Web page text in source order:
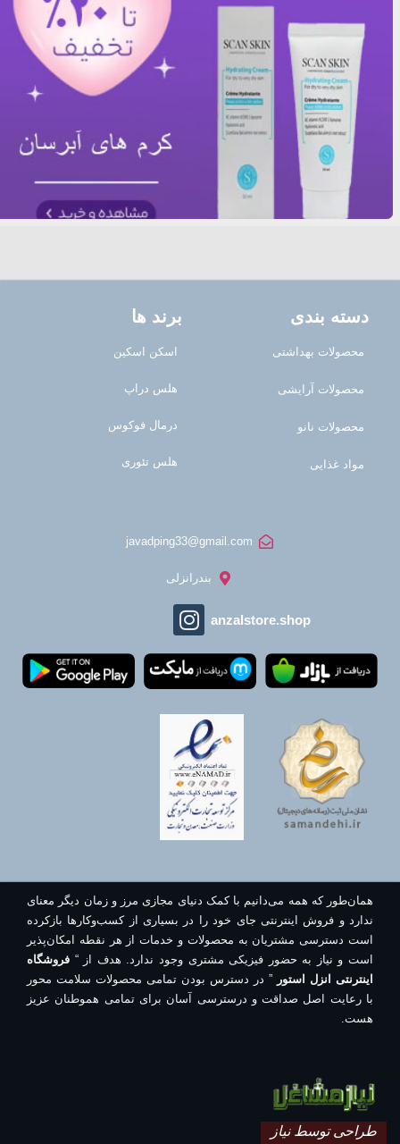
دسته بندی
محصولات بهداشتی
محصولات آرایشی
محصولات نانو
مواد غذایی
برند ها
اسکن اسکین
هلس دراپ
درمال فوکوس
هلس تئوری
javadping33@gmail.com
بندرانزلی
anzalstore.shop
همان‌طور که همه می‌دانیم با کمک دنیای مجازی مرز و زمان دیگر معنای
ندارد و فروش اینترنتی جای خود را در بسیاری از کسب‌وکارها بازکرده
است دسترسی مشتریان به محصولات و خدمات از هر نقطه امکان‌پذیر
است و نیاز به حضور فیزیکی مشتری وجود ندارد. هدف از “ فروشگاه
اینترنتی انزل استور” در دسترس بودن تمامی محصولات سلامت محور
با رعایت اصل صداقت و درسترسی آسان برای تمامی هموطنان عزیز
هست.
طراحی توسط نیاز